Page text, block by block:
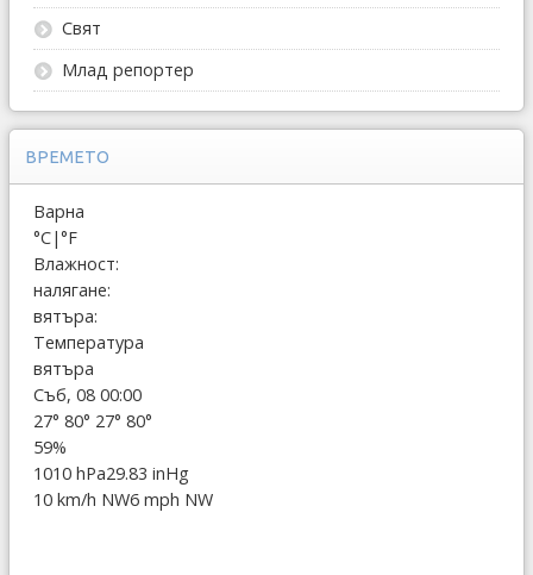
Свят
Млад репортер
ВРЕМЕТО
Варна
°C|°F
Влажност:
налягане:
вятъра:
Температура
вятъра
Съб, 08 00:00
27° 80° 27° 80°
59%
1010 hPa29.83 inHg
10 km/h NW6 mph NW